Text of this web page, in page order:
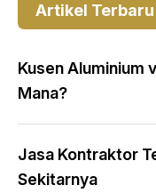
Artikel Terbaru
Kusen Aluminium
Mana?
Jasa Kontraktor
Sekitarnya